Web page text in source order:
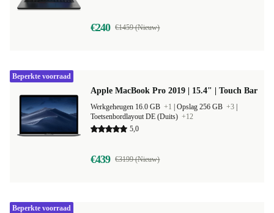
€240 €1459 (Nieuw)
Apple MacBook Pro 2019 | 15.4" | Touch Bar
Werkgeheugen 16.0 GB +1 Opslag 256 GB +3
Toetsenbordlayout DE (Duits) +12
5,0
€439 €3199 (Nieuw)
Beperkte voorraad
Beperkte voorraad